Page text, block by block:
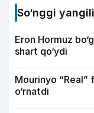
So‘nggi
Eron Hormuz
shart qo‘ydi
Mourinyo
o‘rnatdi